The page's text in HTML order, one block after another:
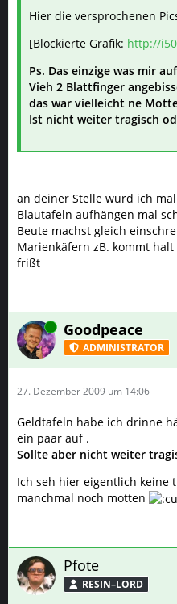
Hier die versprochenen
[Blockierte Grafik: http://
Ps. Das einzige was mir
Vieh 2 Blattfinger
das war vielleicht ne
Ist nicht weiter tragisch
an deiner Stelle würd ich
Blautafeln aufhängen mal
Beute machst gleich
Marienkäfern zB. kommt
frißt
Online Goodpeace
ADMINISTRATOR
27. Dezember 2009 um 14:06
Geldtafeln habe ich drinne
ein paar auf .
Sollte aber nicht weiter
Ich seh hier eigentlich keine
manchmal noch motten
Pfote
RESIN–LORD